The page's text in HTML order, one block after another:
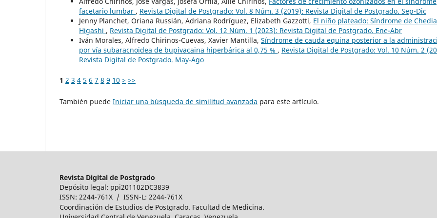
facetario lumbar , Revista Digital de Postgrado: Vol. 8 Núm. 3 (2019): Revista Digital de Postgrado. Sep-Dic
Jenny Planchet, Oriana Russián, Adriana Rodríguez, Elizabeth Gazzotti, El niño plateado: Síndrome de
Higashi , Revista Digital de Postgrado: Vol. 12 Núm. 1 (2023): Revista Digital de Postgrado. Ene-Abr
Iván Morales, Alfredo Chirinos-Cuevas, Xavier Mantilla, Síndrome de cauda equina posterior a la
por vía subaracnoidea de bupivacaina hiperbárica al 0,75 % , Revista Digital de Postgrado: Vol. 10 Núm. 2
Revista Digital de Postgrado. May-Ago
1 2 3 4 5 6 7 8 9 10 > >>
También puede Iniciar una búsqueda de similitud avanzada para este artículo.
Revista Digital de Postgrado
Depósito legal: ppi201102DC3839
ISSN: 2244-761X / ISSN-L: 2244-761X
Coordinación de Estudios de Postgrado. Facultad de Medicina.